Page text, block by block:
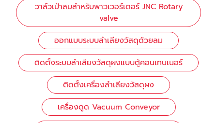
วาล์วเป่าลมสำหรับพาวเวอร์เดอร์ JNC Rotary
valve
ออกแบบระบบลำเลียงวัสดุด้วยลม
ติดตั้งระบบลำเลียงวัสดุผงแบบตู้คอนเทนเนอร์
ติดตั้งเครื่องลำเลียงวัสดุผง
เครื่องดูด Vacuum Conveyor